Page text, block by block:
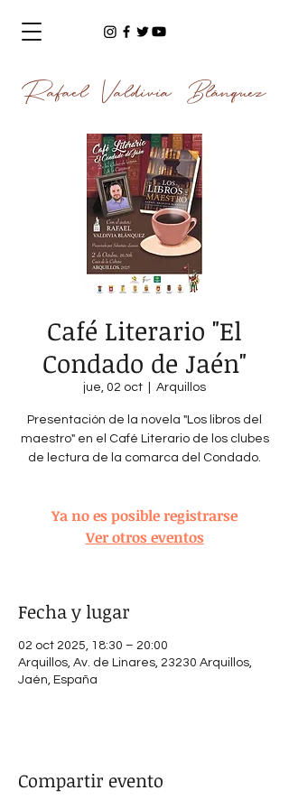
Rafael Valdivia Blánquez
Café Literario "El
Condado de Jaén"
jue, 02 oct Arquillos
Presentación de la novela "Los libros del
maestro" en el Café Literario de los clubes
de lectura de la comarca del Condado.
Ya no es posible registrarse
Ver otros eventos
Fecha y lugar
02 oct 2025, 18:30 – 20:00
Arquillos, Av. de Linares, 23230 Arquillos,
Jaén, España
Compartir evento